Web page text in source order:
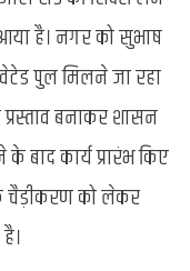
है। नगर को सुभाष
पुल मिलने जा रहा
प्रस्ताव बनाकर शासन
बाद कार्य प्रारंभ किए
चैड़ीकरण को लेकर